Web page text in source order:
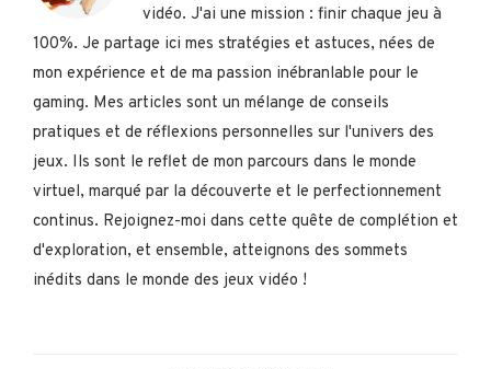
vidéo. J'ai une mission : finir chaque jeu à
100%. Je partage ici mes stratégies et astuces, nées de
mon expérience et de ma passion inébranlable pour le
gaming. Mes articles sont un mélange de conseils
pratiques et de réflexions personnelles sur l'univers des
jeux. Ils sont le reflet de mon parcours dans le monde
virtuel, marqué par la découverte et le perfectionnement
continus. Rejoignez-moi dans cette quête de complétion et
d'exploration, et ensemble, atteignons des sommets
inédits dans le monde des jeux vidéo !